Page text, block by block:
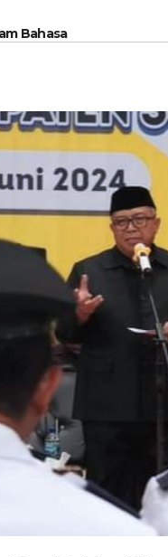
Bahasa